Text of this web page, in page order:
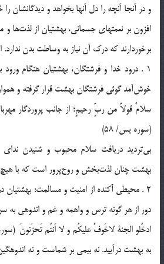
و در آنجا آنچه را دل آنها بخواهد و ديدگانشان
افزون بر نعمتهاي جسماني، بهشتيان از لذت‌ها و
برخوردارند كه درك آن نياز به وساطت بدن
1 . درود خدا و فرشتگان، بهشتيان هنگام
خوش‌آمد گوئي فرشتگان بهشت قرار گرفته و
سلامٌ قولاً من ربٍّ رحيمٍ؛ از جانب پروردگار
(سوره يس/ 58)
بي‌ترديد دريافت سلام محبوب و شنيدن نداي
بهشت چنان لذت‌بخش و روح‌پرور است كه با هيچ
2 . محيطي آكنده از امنيت و مسالمت:
دور از هر گونه ترس و واهمه و غم و اندوهي به
ادخُلو الجنة‌ لاخَوفٌ عليكُم و لا اَنتُم تَحزَنونَ (سوره
به بهشت درآييد. نه بيمي بر شماست و نه